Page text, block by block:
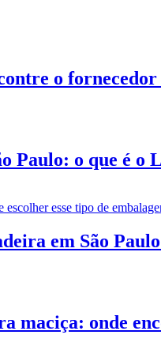
o fornecedor
Paulo: o que é o
em São
maciça: onde